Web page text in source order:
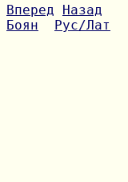
Вперед
Назад
Боян
Рус/Лат